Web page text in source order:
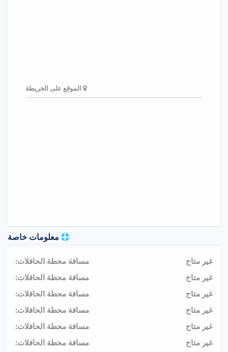
الموقع على الخريطة
معلومات خاصة
مسافة محطة الحافلات:
غير متاح
مسافة محطة الحافلات:
غير متاح
مسافة محطة الحافلات:
غير متاح
مسافة محطة الحافلات:
غير متاح
مسافة محطة الحافلات:
غير متاح
مسافة محطة الحافلات:
غير متاح